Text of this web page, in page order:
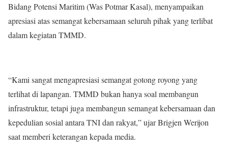
Bidang Potensi Maritim (Was Potmar Kasal), menyampaikan
apresiasi atas semangat kebersamaan seluruh pihak yang terlibat
dalam kegiatan TMMD.
“Kami sangat mengapresiasi semangat gotong royong yang
terlihat di lapangan. TMMD bukan hanya soal membangun
infrastruktur, tetapi juga membangun semangat kebersamaan dan
kepedulian sosial antara TNI dan rakyat,” ujar Brigjen Werijon
saat memberi keterangan kepada media.